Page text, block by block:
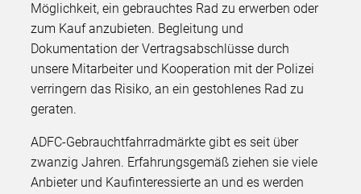
Möglichkeit, ein gebrauchtes Rad zu erwerben oder
zum Kauf anzubieten. Begleitung und
Dokumentation der Vertragsabschlüsse durch
unsere Mitarbeiter und Kooperation mit der Polizei
verringern das Risiko, an ein gestohlenes Rad zu
geraten.
ADFC-Gebrauchtfahrradmärkte gibt es seit über
zwanzig Jahren. Erfahrungsgemäß ziehen sie viele
Anbieter und Kaufinteressierte an und es werden